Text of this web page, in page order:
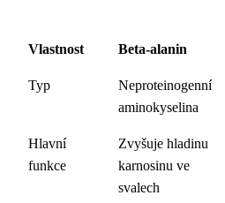
Vlastnost Beta-alanin
Typ
Neproteinogenní
aminokyselina
Hlavní
funkce
Zvyšuje hladinu
karnosinu ve
svalech